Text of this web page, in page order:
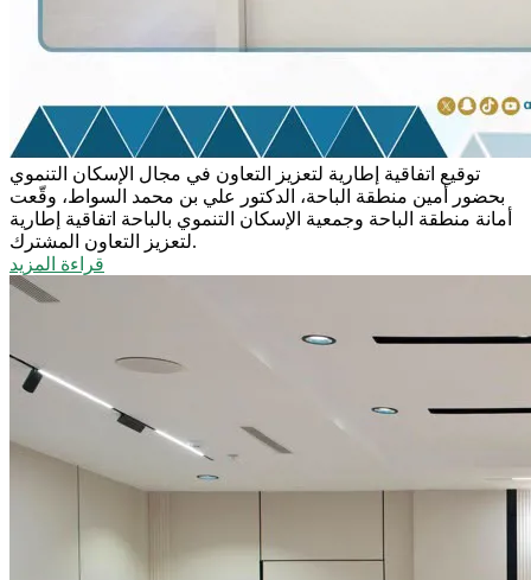
توقيع اتفاقية إطارية لتعزيز التعاون في مجال الإسكان التنموي
بحضور أمين منطقة الباحة، الدكتور علي بن محمد السواط، وقّعت
أمانة منطقة الباحة وجمعية الإسكان التنموي بالباحة اتفاقية إطارية
لتعزيز التعاون المشترك.
قراءة المزيد